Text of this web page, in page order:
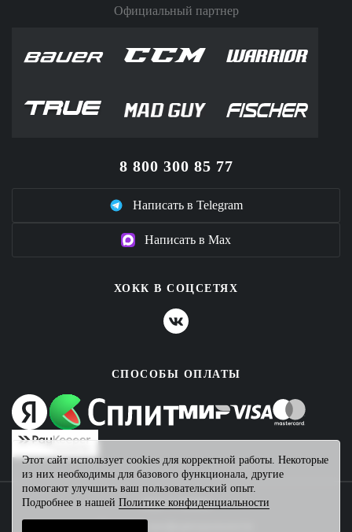
Официальный партнер
8 800 300 85 77
Написать в Telegram
Написать в Max
ХОКК В СОЦСЕТЯХ
СПОСОБЫ ОПЛАТЫ
2026 © ХОКК
Этот сайт использует cookies для корректной работы. Некоторые
из них необходимы для базового функционала, другие
помогают улучшить ваш пользовательский опыт.
Подробнее в нашей Политике конфиденциальности